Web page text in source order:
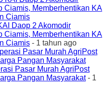
Daop 2 Akomodir
Ciamis, Memberhentikan KA
Ciamis - 1 tahun ago
Pasar Murah AgriPost
Pangan Masyarakat- 1